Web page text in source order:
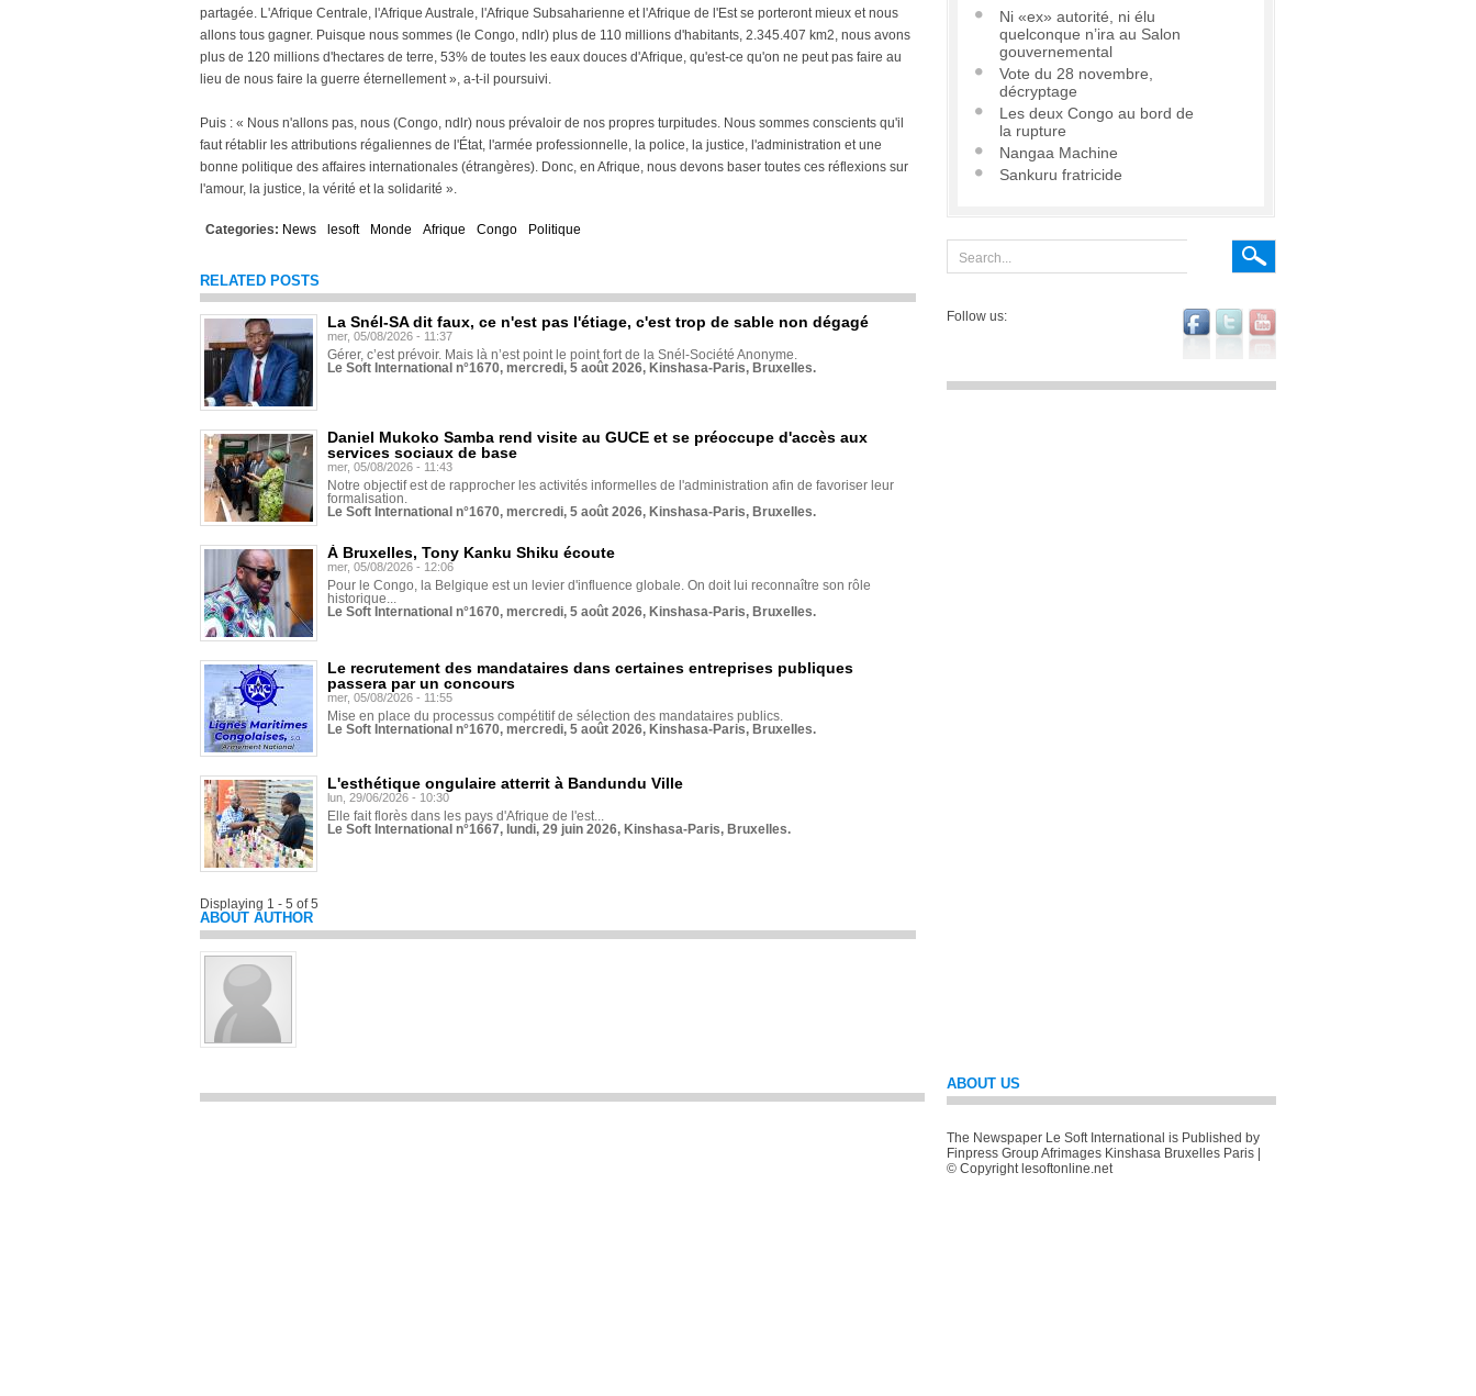
partagée. L'Afrique Centrale, l'Afrique Australe, l'Afrique Subsaharienne et l'Afrique de l'Est se porteront mieux et nous
allons tous gagner. Puisque nous sommes (le Congo, ndlr) plus de 110 millions d'habitants, 2.345.407 km2, nous avons
plus de 120 millions d'hectares de terre, 53% de toutes les eaux douces d'Afrique, qu'est-ce qu'on ne peut pas faire au
lieu de nous faire la guerre éternellement », a-t-il poursuivi.
Puis : « Nous n'allons pas, nous (Congo, ndlr) nous prévaloir de nos propres turpitudes. Nous sommes conscients qu'il
faut rétablir les attributions régaliennes de l'État, l'armée professionnelle, la police, la justice, l'administration et une
bonne politique des affaires internationales (étrangères). Donc, en Afrique, nous devons baser toutes ces réflexions sur
l'amour, la justice, la vérité et la solidarité ».
Categories: News lesoft Monde Afrique Congo Politique
RELATED POSTS
La Snél-SA dit faux, ce n'est pas l'étiage, c'est trop de sable non dégagé
mer, 05/08/2026 - 11:37
Gérer, c’est prévoir. Mais là n’est point le point fort de la Snél-Société Anonyme.
Le Soft International n°1670, mercredi, 5 août 2026, Kinshasa-Paris, Bruxelles.
Daniel Mukoko Samba rend visite au GUCE et se préoccupe d'accès aux
services sociaux de base
mer, 05/08/2026 - 11:43
Notre objectif est de rapprocher les activités informelles de l'administration afin de favoriser leur
formalisation.
Le Soft International n°1670, mercredi, 5 août 2026, Kinshasa-Paris, Bruxelles.
À Bruxelles, Tony Kanku Shiku écoute
mer, 05/08/2026 - 12:06
Pour le Congo, la Belgique est un levier d'influence globale. On doit lui reconnaître son rôle
historique...
Le Soft International n°1670, mercredi, 5 août 2026, Kinshasa-Paris, Bruxelles.
Le recrutement des mandataires dans certaines entreprises publiques
passera par un concours
mer, 05/08/2026 - 11:55
Mise en place du processus compétitif de sélection des mandataires publics.
Le Soft International n°1670, mercredi, 5 août 2026, Kinshasa-Paris, Bruxelles.
L'esthétique ongulaire atterrit à Bandundu Ville
lun, 29/06/2026 - 10:30
Elle fait florès dans les pays d'Afrique de l'est...
Le Soft International n°1667, lundi, 29 juin 2026, Kinshasa-Paris, Bruxelles.
Displaying 1 - 5 of 5
ABOUT AUTHOR
Ni «ex» autorité, ni élu
quelconque n’ira au Salon
gouvernemental
Vote du 28 novembre,
décryptage
Les deux Congo au bord de
la rupture
Nangaa Machine
Sankuru fratricide
Follow us:
ABOUT US
The Newspaper Le Soft International is Published by
Finpress Group Afrimages Kinshasa Bruxelles Paris |
© Copyright lesoftonline.net